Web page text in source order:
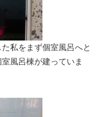
私をまず個室風呂へと
風呂棟が建っていま